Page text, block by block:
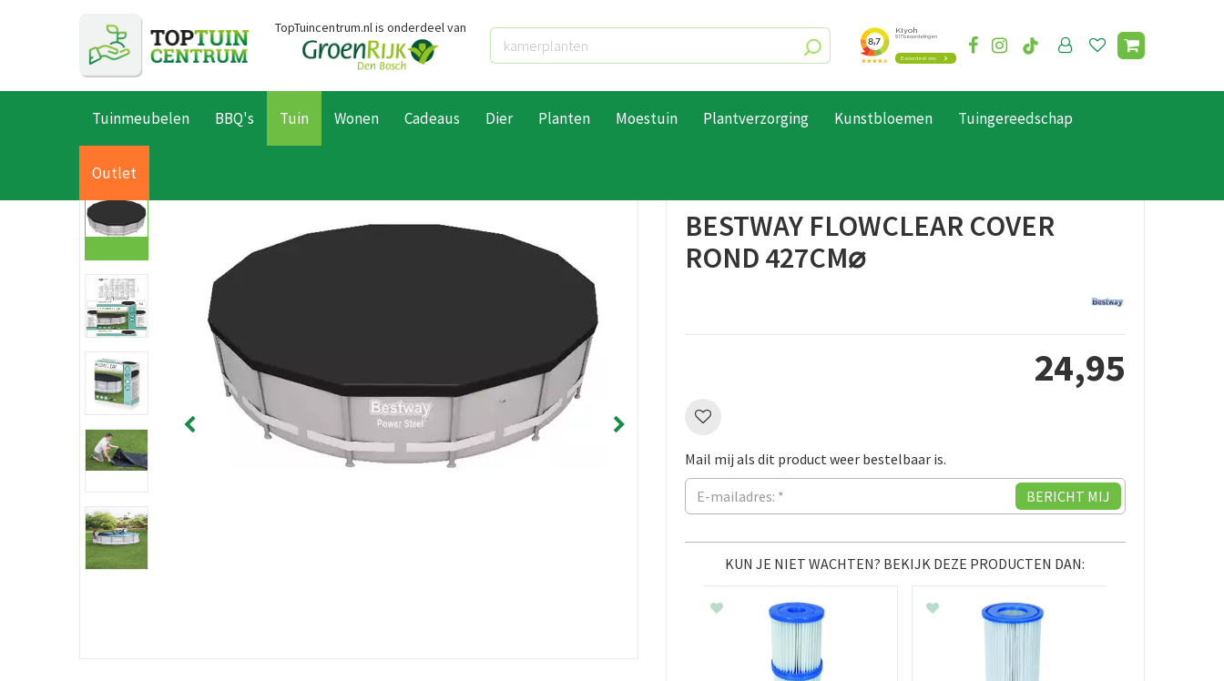
Home Producten
TopTuincentrum.nl is onderdeel van
Tuinmeubelen BBQ's Tuin Wonen Cadeaus Dier Planten Moestuin Plantverzorging Kunstbloemen Tuingereedschap
Outlet
BESTWAY FLOWCLEAR COVER
ROND 427CM⌀
24,95
Mail mij als dit product weer bestelbaar is.
KUN JE NIET WACHTEN? BEKIJK DEZE PRODUCTEN DAN: